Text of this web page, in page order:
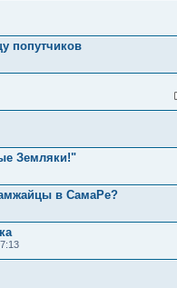
попутчиков
Земляки!"
в СамаРе?